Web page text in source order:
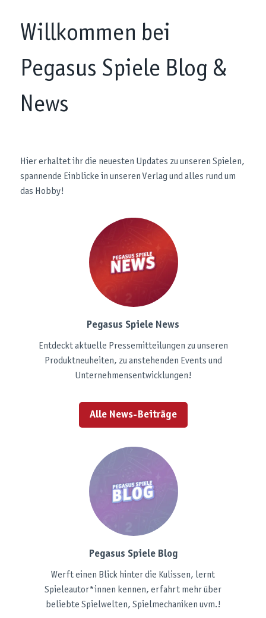
Willkommen bei
Pegasus Spiele Blog &
News
Hier erhaltet ihr die neuesten Updates zu unseren Spielen,
spannende Einblicke in unseren Verlag und alles rund um
das Hobby!
Pegasus Spiele News
Entdeckt aktuelle Pressemitteilungen zu unseren
Produktneuheiten, zu anstehenden Events und
Unternehmensentwicklungen!
Alle News-Beiträge
Pegasus Spiele Blog
Werft einen Blick hinter die Kulissen, lernt
Spieleautor*innen kennen, erfahrt mehr über
beliebte Spielwelten, Spielmechaniken uvm.!